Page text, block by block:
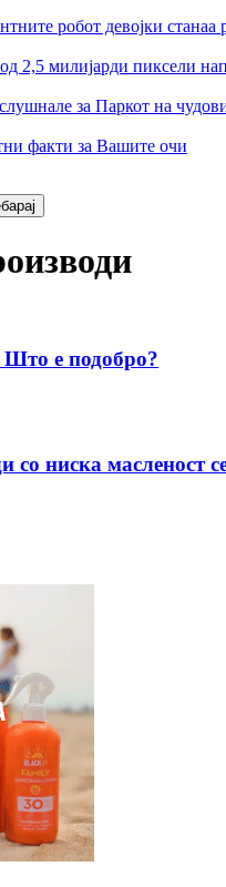
робот девојки станаа
2,5 милијарди пиксели
за Паркот на
факти за Вашите очи
е подобро?
со ниска масленост